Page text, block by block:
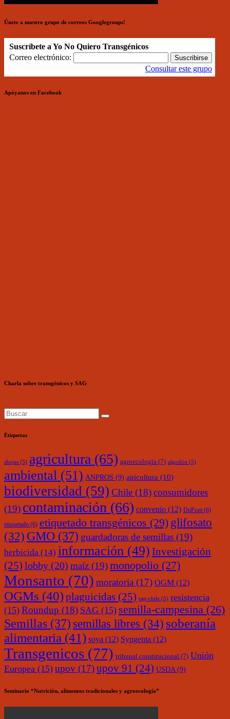
Únete a nuestro grupo de correos Googlegroups!
Suscríbete a Yo No Quiero Transgénicos
Correo electrónico:
Consultar este grupo
Apóyanos en Facebook
Charla sobre transgénicos y SAG
Etiquetas
abejas (5) agricultura (65) agroecología (7) algodón (5)
ambiental (51) ANPROS (9) apicultura (10)
biodiversidad (59) Chile (18)consumidores
(19) contaminación (66) convenio (12) DuPont (6)
etiquetado (6) etiquetado transgénicos (29) glifosato
(32) GMO (37) guardadoras de semillas (19)
herbicida (14) información (49) Investigación
(25) lobby (20) maíz (19)monopolio (27)
Monsanto (70) moratoria (17) OGM (12)
OGMs (40)plaguicidas (25) rap-chile (5) resistencia
(15) Roundup (18) SAG (15) semilla-campesina (26)
Semillas (37) semillas libres (34) soberanía
alimentaria (41) soya (12) Syngenta (12)
Transgenicos (77) tribunal constitucional (7) Unión
Europea (15) upov (17)upov 91 (24) USDA (9)
Seminario “Nutrición, alimentos tradicionales y agroecología”